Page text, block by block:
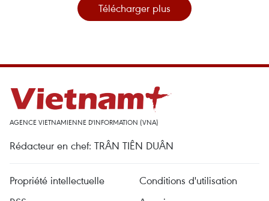
Télécharger plus
AGENCE VIETNAMIENNE D'INFORMATION (VNA)
Rédacteur en chef: TRÂN TIÊN DUÂN
Propriété intellectuelle
Conditions d'utilisation